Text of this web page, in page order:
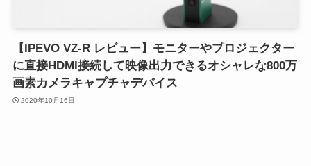
【IPEVO VZ-R レビュー】モニターやプロジェクター
に直接HDMI接続して映像出力できるオシャレな800万
画素カメラキャプチャデバイス
2020年10月16日